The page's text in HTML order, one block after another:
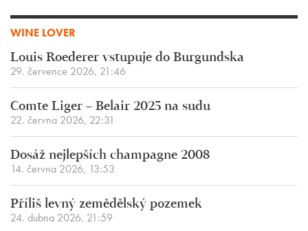
WINE LOVER
Louis Roederer vstupuje do Burgundska
29. července 2026, 21:46
Comte Liger – Belair 2025 na sudu
22. června 2026, 22:31
Dosáž nejlepších champagne 2008
14. června 2026, 13:53
Příliš levný zemědělský pozemek
24. dubna 2026, 21:59